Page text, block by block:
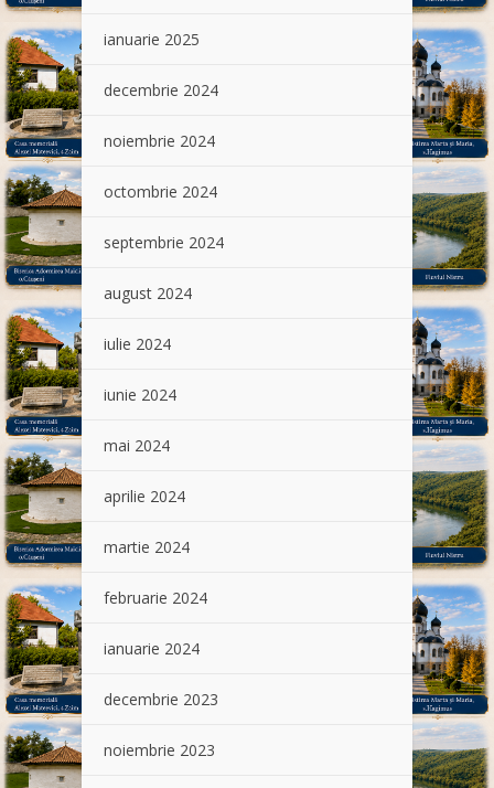
ianuarie 2025
decembrie 2024
noiembrie 2024
octombrie 2024
septembrie 2024
august 2024
iulie 2024
iunie 2024
mai 2024
aprilie 2024
martie 2024
februarie 2024
ianuarie 2024
decembrie 2023
noiembrie 2023